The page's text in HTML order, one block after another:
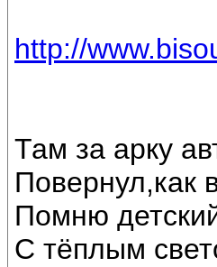
http://
Там за арку
Повернул,как
Помню
С тёплым